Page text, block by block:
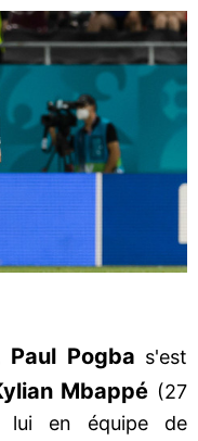
Paul Pogba s'est
Mbappé (27
lui en équipe de